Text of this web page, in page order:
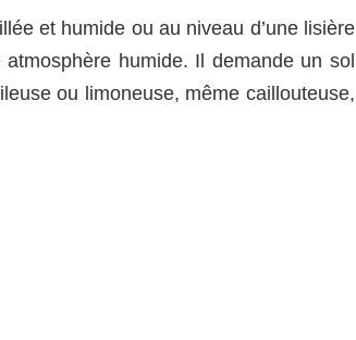
et humide ou au niveau d’une lisière
humide. Il demande un sol
ou limoneuse, même caillouteuse,